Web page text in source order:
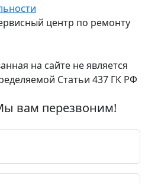
центр по ремонту
на сайте не является
Статьи 437 ГК РФ
вам перезвоним!